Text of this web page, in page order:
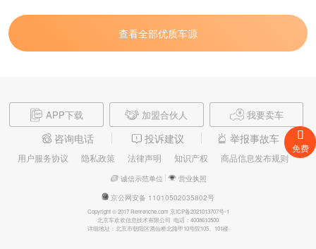
查看全部优质车源
APP下载 加盟合伙人 我要卖车
咨询电话 投诉建议 举报事故车
用户服务协议 隐私政策 法律声明 知识产权 商品信息发布规则
诚信示范单位
营业执照
京公网安备 11010502035802号
Copyright © 2017 Renrenche.com 京ICP备2021013707号-1
北京车欢欢信息技术有限公司 电话：4008610500
详细地址：北京市朝阳区酒仙桥北路甲10号院105、101楼
免费